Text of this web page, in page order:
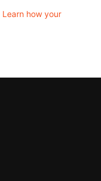
Learn how your